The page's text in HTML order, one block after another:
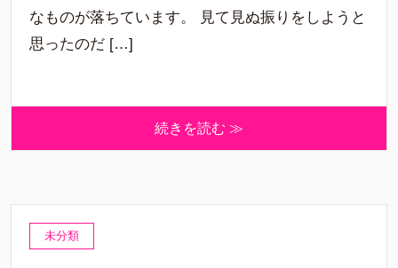
なものが落ちています。 見て見ぬ振りをしようと
思ったのだ […]
続きを読む ≫
未分類